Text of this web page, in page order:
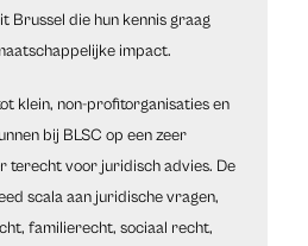
Brussel die hun kennis graag
impact.
klein, non-profitorganisaties en
bij BLSC op een zeer
terecht voor juridisch advies. De
scala aan juridische vragen,
familierecht, sociaal recht,